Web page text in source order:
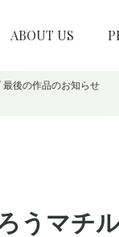
ABOUT US
後の作品のお知らせ
うマチ